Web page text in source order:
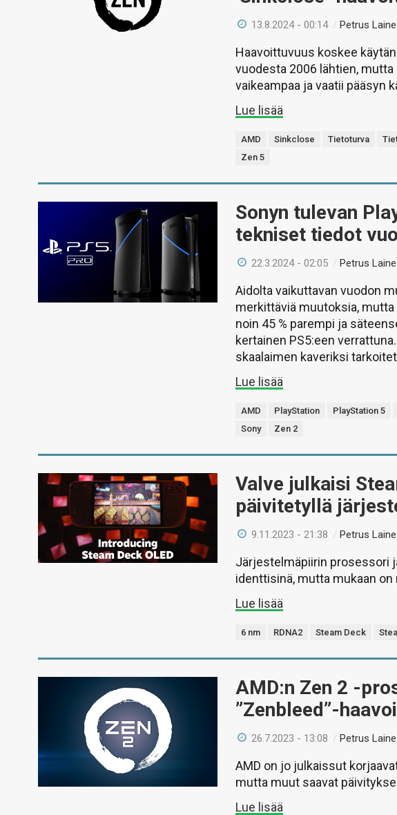
13.8.2024 - 00:14 /Petrus Laine
Haavoittuvuus koskee
vuodesta 2006 lähtien,
vaikeampaa ja vaatii pääsyn
Lue lisää
AMD Sinkclose Tietoturva
Zen 5
Sonyn tulevan
tekniset tiedot
22.3.2024 - 02:05 /Petrus Laine
Aidolta vaikuttavan vuodon
merkittäviä muutoksia,
noin 45 % parempi ja
kertainen PS5:een
skaalaimen kaveriksi
Lue lisää
AMD PlayStation PlayStation 5
Sony
Zen 2
Valve julkaisi
päivitetyllä
9.11.2023 - 21:38 /Petrus Laine
Järjestelmäpiirin prosessori
identtisinä, mutta mukaan
Lue lisää
6 nm RDNA2 Steam Deck
AMD:n Zen 2 -
”Zenbleed”-
26.7.2023 - 13:08 /Petrus Laine
AMD on jo julkaissut
mutta muut saavat
Lue lisää